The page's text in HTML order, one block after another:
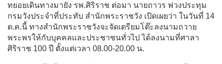
ทยอยเดินทางมายัง รพ.ศิริราช ต่อมา นายถาวร พ่วงประทุม
กรมวังประจำที่ประทับ สำนักพระราชวัง เปิดเผยว่า ในวันที่ 14
ต.ค.นี้ ทางสำนักพระราชวังจะจัดเตรียมโต๊ะลงนามถวาย
พระพรให้กับบุคคลและประชาชนทั่วไป ได้ลงนามที่ศาลา
ศิริราช 100 ปี ตั้งแต่เวลา 08.00-20.00 น.